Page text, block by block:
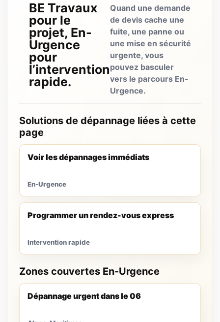
BE Travaux
pour le
projet, En-
Urgence
pour
l’intervention
rapide.
Quand une demande
de devis cache une
fuite, une panne ou
une mise en sécurité
urgente, vous
pouvez basculer
vers le parcours En-
Urgence.
Solutions de dépannage liées à cette
page
Voir les dépannages immédiats
En-Urgence
Programmer un rendez-vous express
Intervention rapide
Zones couvertes En-Urgence
Dépannage urgent dans le 06